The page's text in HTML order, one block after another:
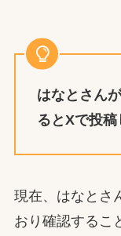
はなとさん
るとXで投稿
現在、はなとさ
おり確認するこ